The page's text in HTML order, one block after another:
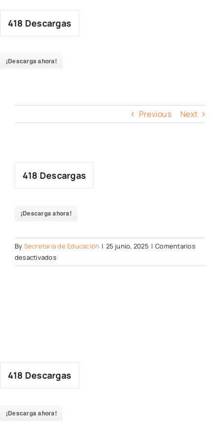
content
418 Descargas
¡Descarga ahora!
Previous Next
418 Descargas
¡Descarga ahora!
By Secretaría de Educación | 25 junio, 2025 | Comentarios
desactivadosen
418 Descargas
¡Descarga ahora!